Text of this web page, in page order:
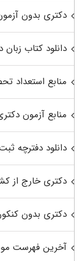
دکتری بدون
دانلود کتاب زبان
منابع استعداد
منابع آزمون
دانلود دفترچه
دکتری خارج از
دکتری بدون
آخرین فهرست